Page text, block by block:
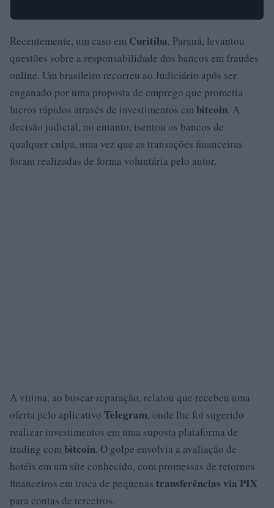
Recentemente, um caso em Curitiba, Paraná, levantou
questões sobre a responsabilidade dos bancos em fraudes
online. Um brasileiro recorreu ao Judiciário após ser
enganado por uma proposta de emprego que prometia
lucros rápidos através de investimentos embitcoin. A
decisão judicial, no entanto, isentou os bancos de
qualquer culpa, uma vez que as transações financeiras
foram realizadas de forma voluntária pelo autor.
A vítima, ao buscar reparação, relatou que recebeu uma
oferta pelo aplicativo Telegram, onde lhe foi sugerido
realizar investimentos em uma suposta plataforma de
trading combitcoin. O golpe envolvia a avaliação de
hotéis em um site conhecido, com promessas de retornos
financeiros em troca de pequenas transferências via PIX
para contas de terceiros.